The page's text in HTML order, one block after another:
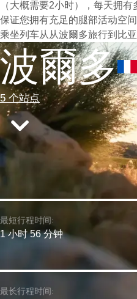
（大概需要2小时），每天拥
保证您拥有充足的腿部活动空
乘坐列车从从波爾多旅行到比亚
波爾多
5 个站点
最短行程时间:
1 小时 56 分钟
最长行程时间: